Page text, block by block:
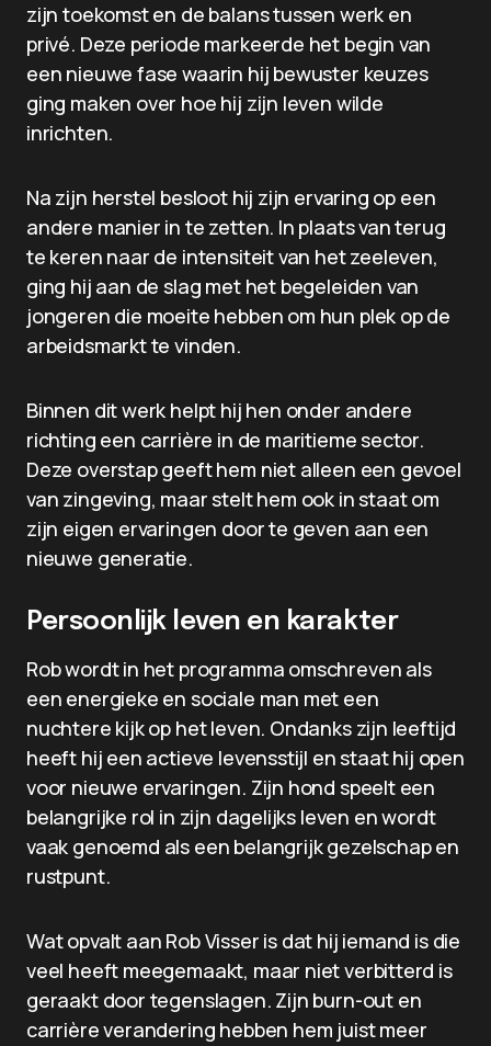
zijn toekomst en de balans tussen werk en
privé. Deze periode markeerde het begin van
een nieuwe fase waarin hij bewuster keuzes
ging maken over hoe hij zijn leven wilde
inrichten.
Na zijn herstel besloot hij zijn ervaring op een
andere manier in te zetten. In plaats van terug
te keren naar de intensiteit van het zeeleven,
ging hij aan de slag met het begeleiden van
jongeren die moeite hebben om hun plek op de
arbeidsmarkt te vinden.
Binnen dit werk helpt hij hen onder andere
richting een carrière in de maritieme sector.
Deze overstap geeft hem niet alleen een gevoel
van zingeving, maar stelt hem ook in staat om
zijn eigen ervaringen door te geven aan een
nieuwe generatie.
Persoonlijk leven en karakter
Rob wordt in het programma omschreven als
een energieke en sociale man met een
nuchtere kijk op het leven. Ondanks zijn leeftijd
heeft hij een actieve levensstijl en staat hij open
voor nieuwe ervaringen. Zijn hond speelt een
belangrijke rol in zijn dagelijks leven en wordt
vaak genoemd als een belangrijk gezelschap en
rustpunt.
Wat opvalt aan Rob Visser is dat hij iemand is die
veel heeft meegemaakt, maar niet verbitterd is
geraakt door tegenslagen. Zijn burn-out en
carrière verandering hebben hem juist meer